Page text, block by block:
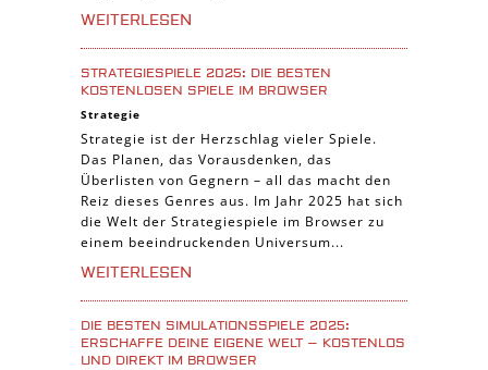
WEITERLESEN
STRATEGIESPIELE 2025: DIE BESTEN
KOSTENLOSEN SPIELE IM BROWSER
Strategie
Strategie ist der Herzschlag vieler Spiele.
Das Planen, das Vorausdenken, das
Überlisten von Gegnern – all das macht den
Reiz dieses Genres aus. Im Jahr 2025 hat sich
die Welt der Strategiespiele im Browser zu
einem beeindruckenden Universum...
WEITERLESEN
DIE BESTEN SIMULATIONSSPIELE 2025:
ERSCHAFFE DEINE EIGENE WELT – KOSTENLOS
UND DIREKT IM BROWSER